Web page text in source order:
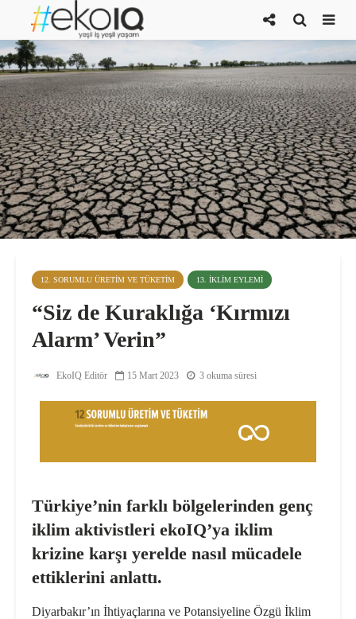
12. SORUMLU ÜRETIM VE TÜKETIM 13. İKLIM EYLEMI
“Siz de Kuraklığa ‘Kırmızı
Alarm’ Verin”
EkoIQ Editör 15 Mart 2023 3 okuma süresi
Türkiye’nin farklı bölgelerinden genç
iklim aktivistleri ekoIQ’ya iklim
krizine karşı yerelde nasıl mücadele
ettiklerini anlattı.
Diyarbakır’ın İhtiyaçlarına ve Potansiyeline Özgü İklim